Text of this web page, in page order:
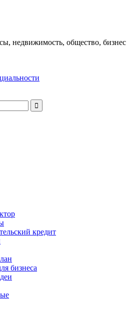
недвижимость, общество, бизнес
кредит
бизнеса